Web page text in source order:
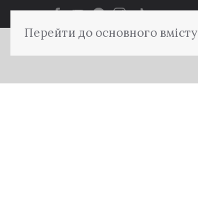
Перейти до основного вмісту